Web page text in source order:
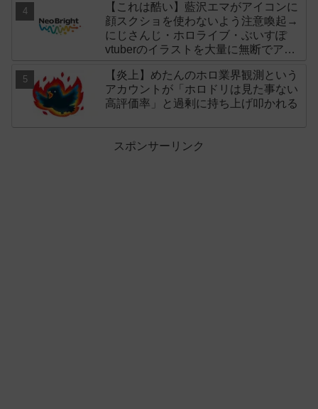
【これは酷い】藍沢エマがアイコンに
顔スクショを使わないよう注意喚起→
にじさんじ・ホロライブ・ぶいすぽ
vtuberのイラストを大量に無断でアイ
「NeoBright（ネオブライト）」が謝
罪！
【炎上】めたんのホロ業界観測という
アカウントが「ホロドリは見た事ない
高評価率」と過剰に持ち上げ叩かれる
スポンサーリンク